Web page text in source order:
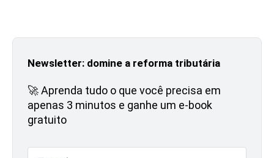
Newsletter: domine a reforma tributária
🚀 Aprenda tudo o que você precisa em
apenas 3 minutos e ganhe um e-book
gratuito